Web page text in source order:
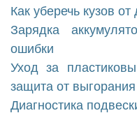
Как уберечь кузов
Зарядка
ошибки
Уход за
защита от выгорания
Диагностика